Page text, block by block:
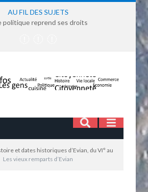
AU FIL DES SUJETS
politique reprend ses droits
et dates historiques d’Evian, du VI° au
Les vieux remparts d’Evian